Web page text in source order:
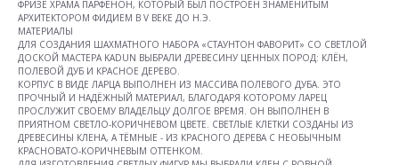
ФРИЗЕ ХРАМА ПАРФЕНОН, КОТОРЫЙ БЫЛ ПОСТРОЕН ЗНАМЕНИТЫМ
АРХИТЕКТОРОМ ФИДИЕМ В V ВЕКЕ ДО Н.Э.
МАТЕРИАЛЫ
ДЛЯ СОЗДАНИЯ ШАХМАТНОГО НАБОРА «СТАУНТОН ФАВОРИТ» СО СВЕТЛОЙ
ДОСКОЙ МАСТЕРА KADUN ВЫБРАЛИ ДРЕВЕСИНУ ЦЕННЫХ ПОРОД: КЛЁН,
ПОЛЕВОЙ ДУБ И КРАСНОЕ ДЕРЕВО.
КОРПУС В ВИДЕ ЛАРЦА ВЫПОЛНЕН ИЗ МАССИВА ПОЛЕВОГО ДУБА. ЭТО
ПРОЧНЫЙ И НАДЁЖНЫЙ МАТЕРИАЛ, БЛАГОДАРЯ КОТОРОМУ ЛАРЕЦ
ПРОСЛУЖИТ СВОЕМУ ВЛАДЕЛЬЦУ ДОЛГОЕ ВРЕМЯ. ОН ВЫПОЛНЕН В
ПРИЯТНОМ СВЕТЛО-КОРИЧНЕВОМ ЦВЕТЕ. СВЕТЛЫЕ КЛЕТКИ СОЗДАНЫ ИЗ
ДРЕВЕСИНЫ КЛЕНА, А ТЁМНЫЕ - ИЗ КРАСНОГО ДЕРЕВА С НЕОБЫЧНЫМ
КРАСНОВАТО-КОРИЧНЕВЫМ ОТТЕНКОМ.